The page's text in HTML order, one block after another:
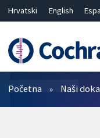
Hrvatski English
繁體中文
简体中文
Prečistači
Početna Naši